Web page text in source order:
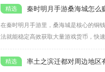
秦时明月手游桑海城怎么
在秦时明月手游里，桑海城是核心的铜
法就能稳定高效获取大量游戏货币，快
要依托
率土之滨迁都对周边地区